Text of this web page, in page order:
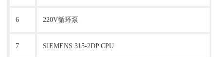
6 220V循环泵
7 SIEMENS 315-2DP CPU